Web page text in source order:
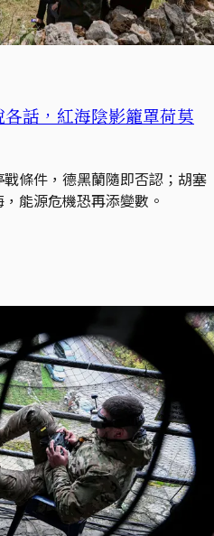
話，紅海陰影籠罩荷莫
條件，德黑蘭隨即否認；胡塞
能源危機恐再添變數。